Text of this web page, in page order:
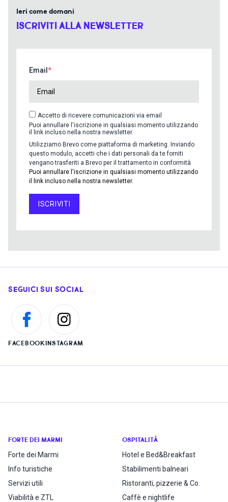
Ieri come domani
ISCRIVITI ALLA NEWSLETTER
Email
Accetto di ricevere comunicazioni via email
Puoi annullare l'iscrizione in qualsiasi momento utilizzando
il link incluso nella nostra newsletter.
Utilizziamo Brevo come piattaforma di marketing. Inviando
questo modulo, accetti che i dati personali da te forniti
vengano trasferiti a Brevo per il trattamento in conformità
Puoi annullare l'iscrizione in qualsiasi momento utilizzando
il link incluso nella nostra newsletter.
ISCRIVITI
SEGUICI SUI SOCIAL
FACEBOOKINSTAGRAM
FORTE DEI MARMI
Forte dei Marmi
Info turistiche
Servizi utili
Viabilità e ZTL
OSPITALITÀ
Hotel e Bed&Breakfast
Stabilimenti balneari
Ristoranti, pizzerie & Co.
Caffè e nightlife